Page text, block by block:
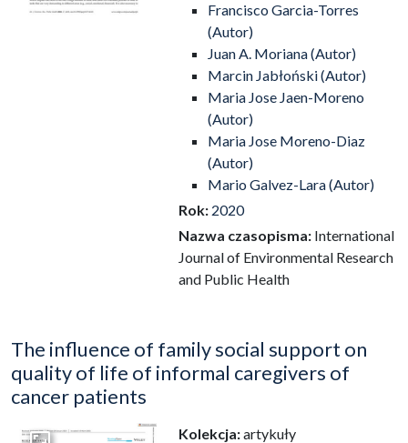
Francisco Garcia-Torres
(Autor)
Juan A. Moriana (Autor)
Marcin Jabłoński (Autor)
Maria Jose Jaen-Moreno
(Autor)
Maria Jose Moreno-Diaz
(Autor)
Mario Galvez-Lara (Autor)
Rok: 2020
Nazwa czasopisma: International
Journal of Environmental Research
and Public Health
The influence of family social support on
quality of life of informal caregivers of
cancer patients
Kolekcja:artykuły